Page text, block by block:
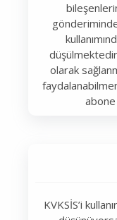
olarak
KVKSİS’i